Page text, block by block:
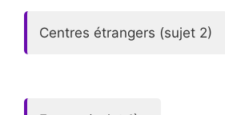
Centres étrangers (sujet 2)